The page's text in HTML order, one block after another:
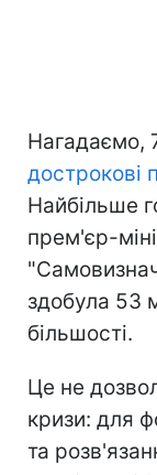
Нагадаємо,
дострокові
Найбільше
прем'єр-
здобула 53
більшості.
Це не
кризи: для
та